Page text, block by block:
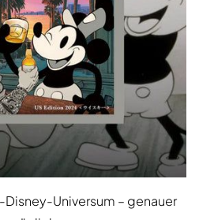
Disney-Universum – genauer